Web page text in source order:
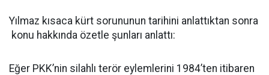
Yılmaz kısaca kürt sorununun tarihini anlattıktan sonra
konu hakkında özetle şunları anlattı:
Eğer PKK’nin silahlı terör eylemlerini 1984’ten itibaren